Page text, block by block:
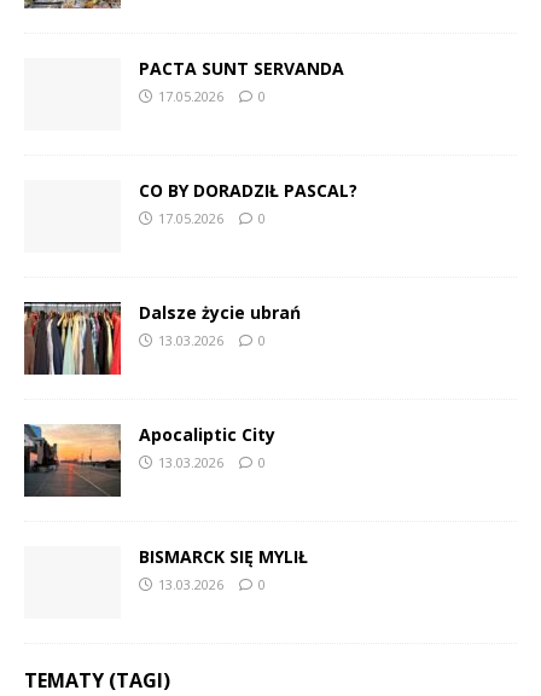
PACTA SUNT SERVANDA
17.05.2026 0
CO BY DORADZIŁ PASCAL?
17.05.2026 0
Dalsze życie ubrań
13.03.2026 0
Apocaliptic City
13.03.2026 0
BISMARCK SIĘ MYLIŁ
13.03.2026 0
TEMATY (TAGI)